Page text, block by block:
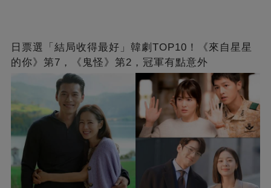
日票選「結局收得最好」韓劇TOP10！《來自星星
的你》第7，《鬼怪》第2，冠軍有點意外